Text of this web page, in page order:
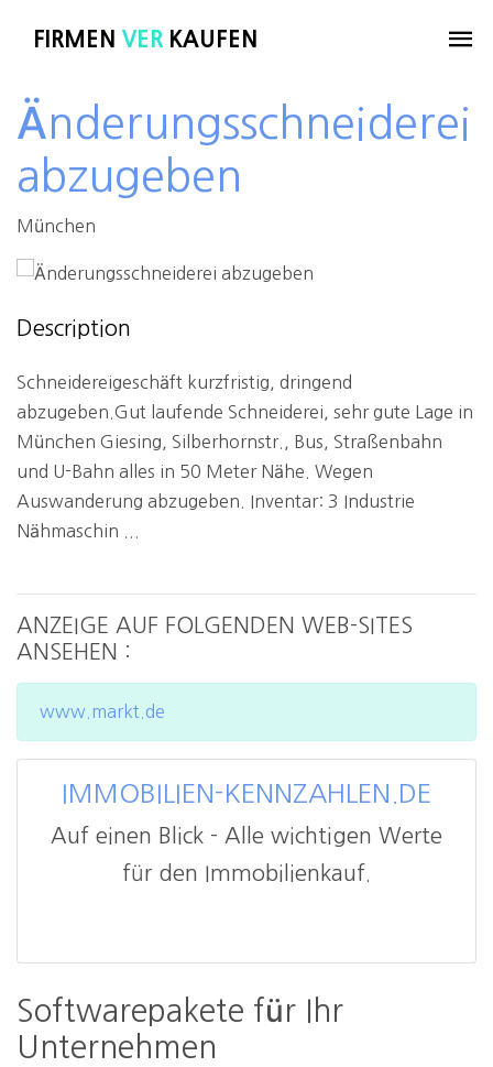
FIRMEN VER KAUFEN
Änderungsschneiderei
abzugeben
München
Description
Schneidereigeschäft kurzfristig, dringend
abzugeben.Gut laufende Schneiderei, sehr gute Lage in
München Giesing, Silberhornstr., Bus, Straßenbahn
und U-Bahn alles in 50 Meter Nähe. Wegen
Auswanderung abzugeben. Inventar: 3 Industrie
Nähmaschin ...
ANZEIGE AUF FOLGENDEN WEB-SITES
ANSEHEN :
www.markt.de
IMMOBILIEN-KENNZAHLEN.DE
Auf einen Blick - Alle wichtigen Werte
für den Immobilienkauf.
Softwarepakete für Ihr
Unternehmen